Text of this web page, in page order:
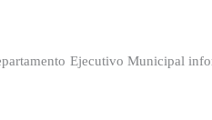
Ejecutivo Municipal